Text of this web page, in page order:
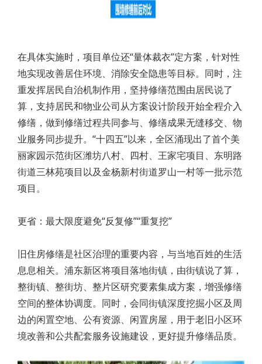
在具体实施时，项目单位还“量体裁衣”定方案，针对性
地实现改善居住环境、消除安全隐患等目标。同时，注
重发挥居民自治机制作用，坚持修缮范围由居民说了
算，支持居民和物业公司从方案设计阶段开始全程介入
修缮，做到修缮过程共同参与、修缮成果无缝移交、物
业服务同步提升。“十四五”以来，全区涌现出了首个美
丽家园示范街区潍坊八村、四村、王家宅项目、东明路
街道三林苑项目以及金杨新村街道罗山一村等一批示范
项目。
更省：最大限度避免“反复修”“重复挖”
旧住房修缮是社区治理的重要内容，与当地百姓的生活
息息相关。浦东新区将项目落地街镇，由街镇说了算，
整街镇、整街坊、整片区研究要素集成方案，增强修缮
空间的整体协调度。同时，会同街镇深度挖掘小区及周
边的闲置空地、公有资源、闲置房屋，用于老旧小区环
境改善和公共配套服务设施建设，更好提升修缮品质。